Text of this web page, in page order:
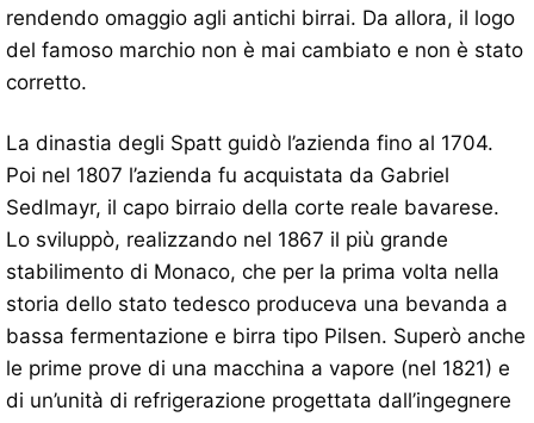
rendendo omaggio agli antichi birrai. Da allora, il logo
del famoso marchio non è mai cambiato e non è stato
corretto.
La dinastia degli Spatt guidò l’azienda fino al 1704.
Poi nel 1807 l’azienda fu acquistata da Gabriel
Sedlmayr, il capo birraio della corte reale bavarese.
Lo sviluppò, realizzando nel 1867 il più grande
stabilimento di Monaco, che per la prima volta nella
storia dello stato tedesco produceva una bevanda a
bassa fermentazione e birra tipo Pilsen. Superò anche
le prime prove di una macchina a vapore (nel 1821) e
di un’unità di refrigerazione progettata dall’ingegnere